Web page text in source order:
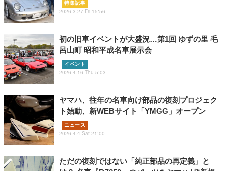
特集記事
2026.3.27 Fri 15:56
初の旧車イベントが大盛況…第1回 ゆずの里 毛
呂山町 昭和平成名車展示会
イベント
2026.4.16 Thu 5:03
ヤマハ、往年の名車向け部品の復刻プロジェク
ト始動、新WEBサイト「YMGG」オープン
ニュース
2026.4.4 Sat 21:00
ただの復刻ではない「純正部品の再定義」と